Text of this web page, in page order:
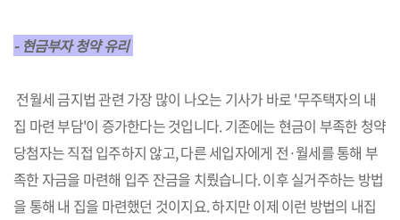
- 현금부자 청약 유리
전월세 금지법 관련 가장 많이 나오는 기사가 바로 '무주택자의 내
집 마련 부담'이 증가한다는 것입니다. 기존에는 현금이 부족한 청약
당첨자는 직접 입주하지 않고, 다른 세입자에게 전·월세를 통해 부
족한 자금을 마련해 입주 잔금을 치뤘습니다. 이후 실거주하는 방법
을 통해 내 집을 마련했던 것이지요. 하지만 이제 이런 방법의 내집